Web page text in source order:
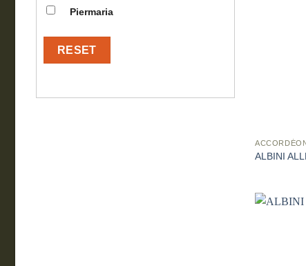
Piermaria
RESET
ALBINI